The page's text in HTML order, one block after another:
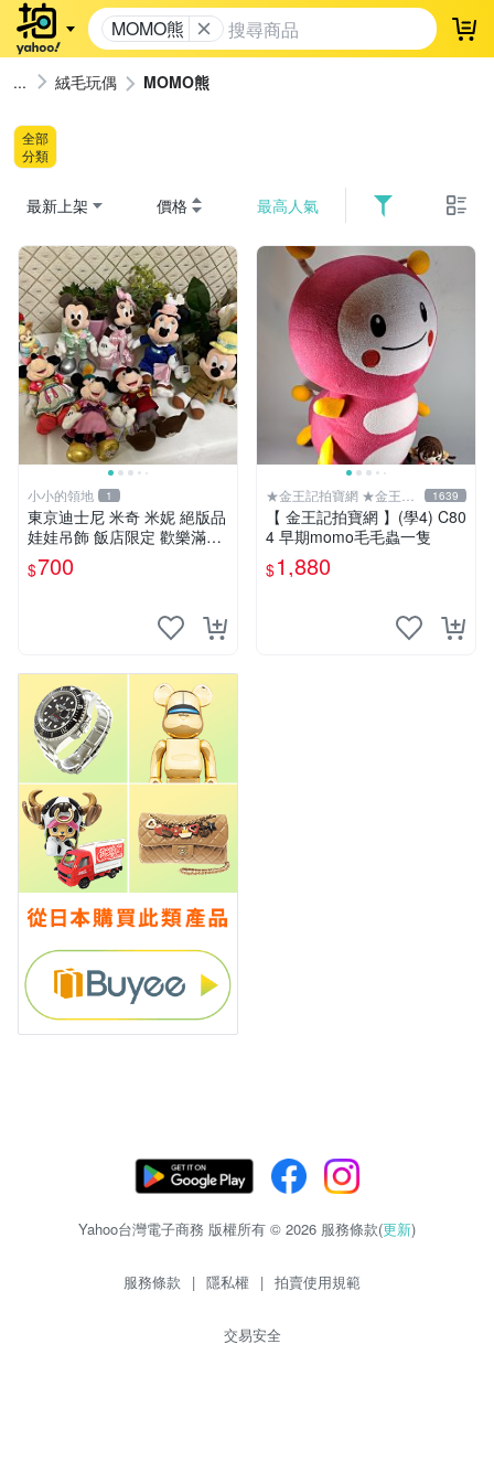
MOMO熊 登
絨毛玩偶 MOMO熊
全部
分類
最新上架 價格 最高人氣
小小的領地 1
東京迪士尼 米奇 米妮 絕版品
娃娃吊飾 飯店限定 歡樂滿人
間 復活節
$700
★金王記拍寶網 ★金王記
拍寶趣
1639
【 金王記拍寶網 】(學4) C80
4 早期momo毛毛蟲一隻
$1,880
Yahoo台灣電子商務 版權所有 © 2026 服務條款(更新)
服務條款 | 隱私權 | 拍賣使用規範
交易安全